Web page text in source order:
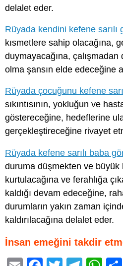
delalet eder.
Rüyada kendini kefene sarılı
kısmetlere sahip olacağına,
duymayacağına,
olma şansın elde edeceğine
Rüyada çocuğunu kefene
sıkıntısının, yokluğun ve
göstereceğine, hedeflerine
gerçekleştireceğine rivayet
Rüyada kefene sarılı baba
duruma düşmekten ve büyük
kurtulacağına ve ferahlığa
kaldığı devam edeceğine,
durumların yakın zaman
kaldırılacağına delalet eder.
İnsan emeğini takdir